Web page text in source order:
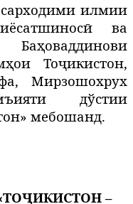
илмии
ӣ ва
Баҳоваддинови
ҳои Тоҷикистон,
, Мирзошохрух
дўстии
мебошанд.
–